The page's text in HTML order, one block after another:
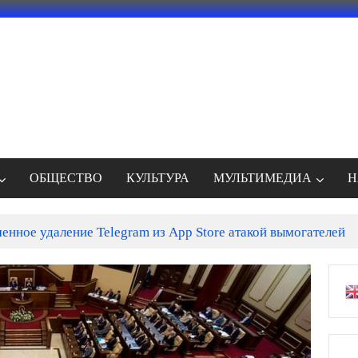
ОБЩЕСТВО КУЛЬТУРА МУЛЬТИМЕДИА
удаление Telegram из App Store атакой вымогателей